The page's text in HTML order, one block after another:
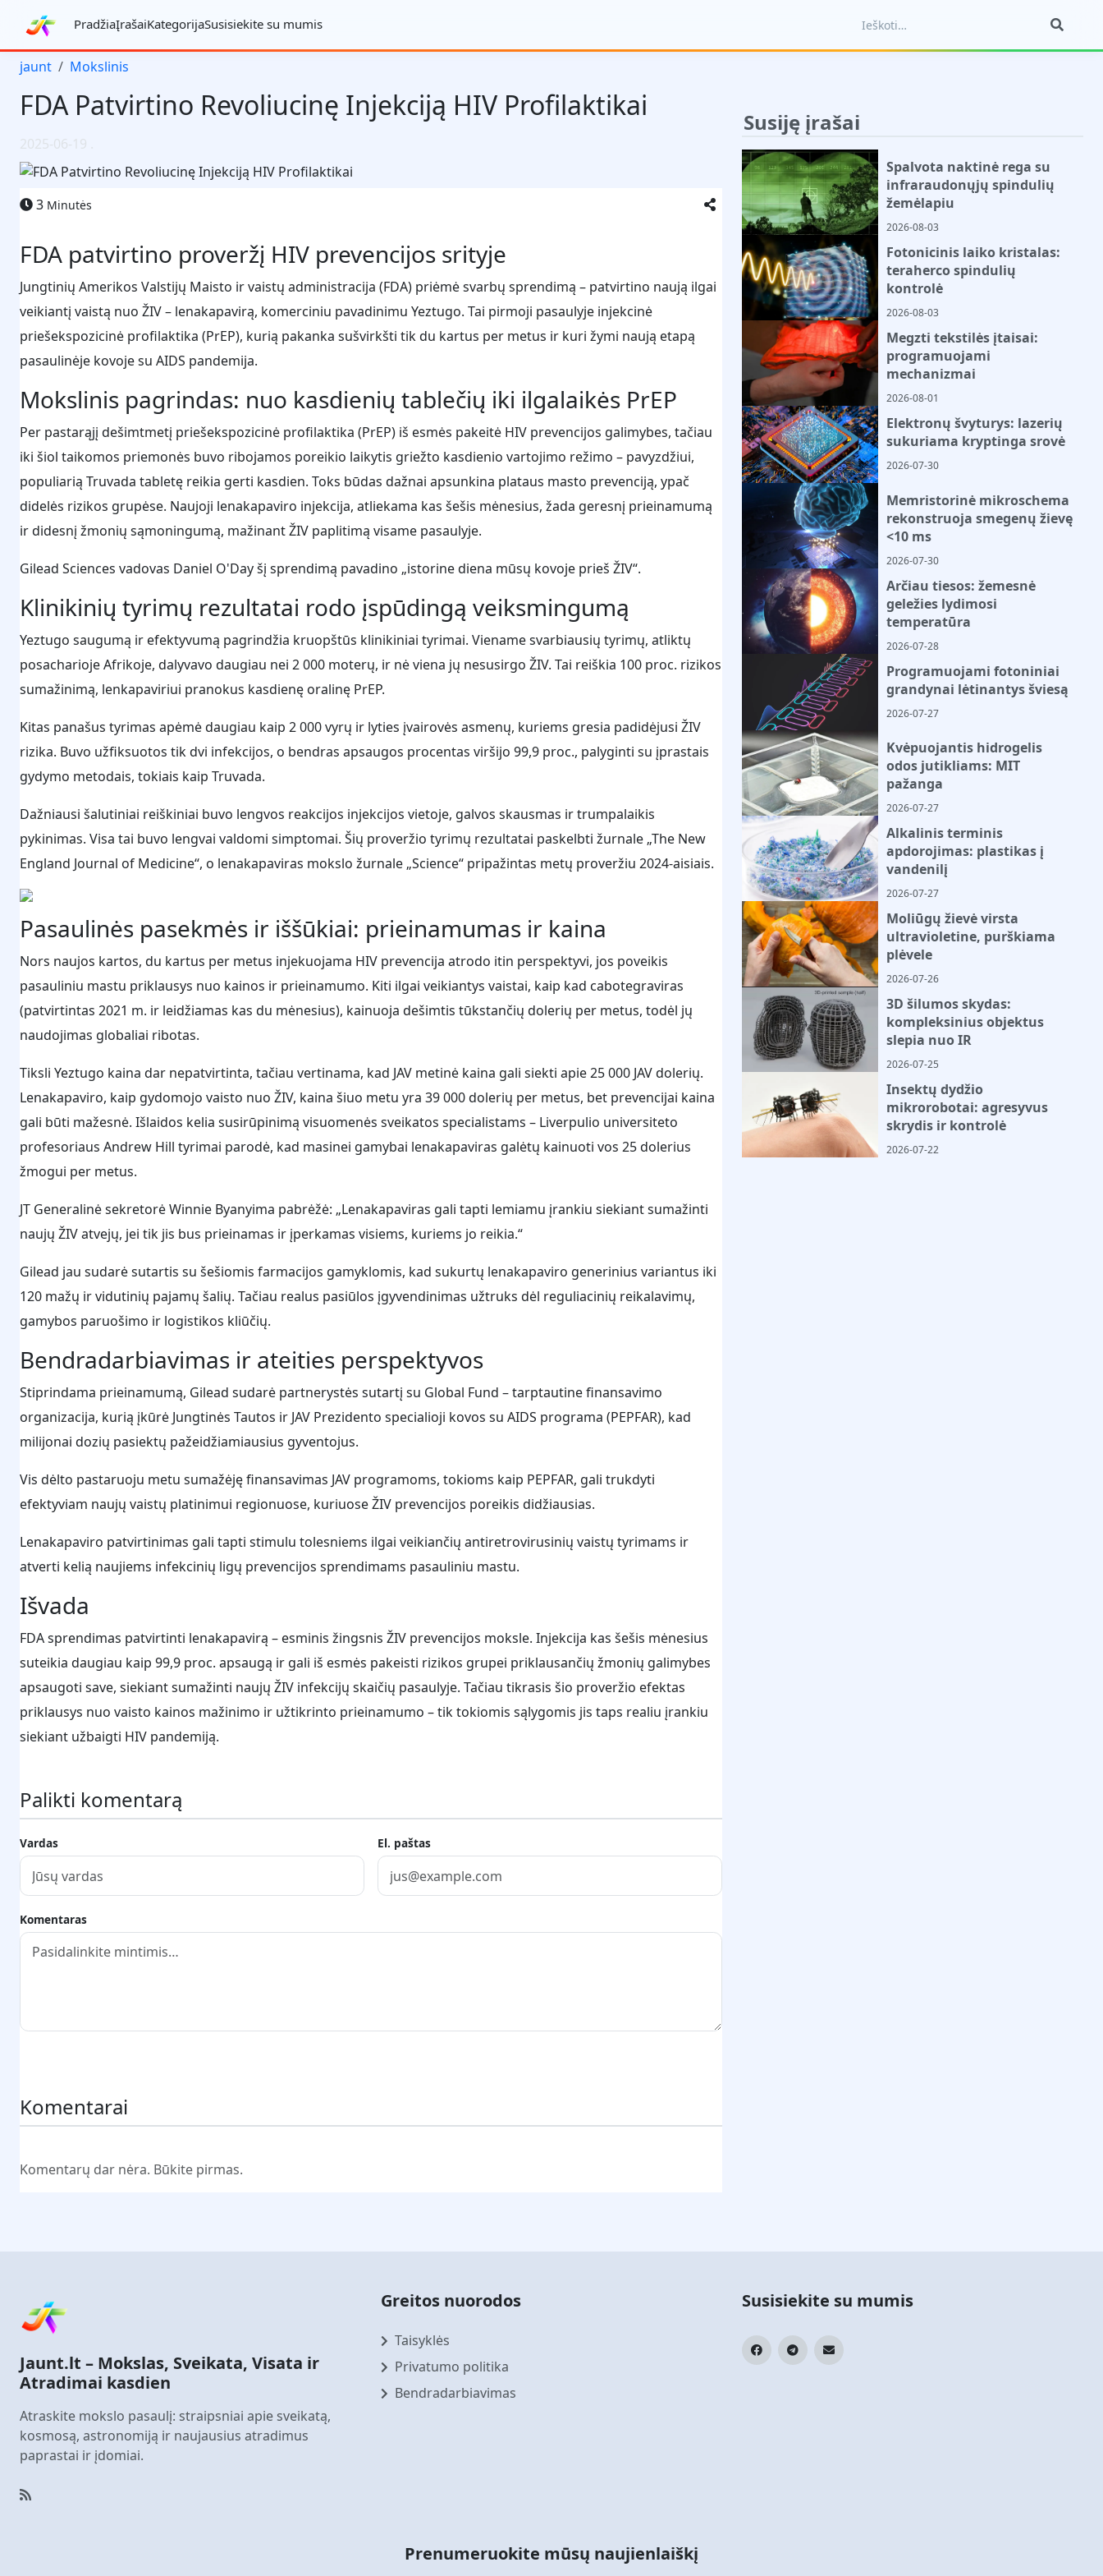
PradžiaĮrašaiKategorijaSusisiekite su mumis
jaunt Mokslinis
FDA Patvirtino Revoliucinę Injekciją HIV Profilaktikai
2025-06-19 .
3 Minutės
FDA patvirtino proveržį HIV prevencijos srityje
Jungtinių Amerikos Valstijų Maisto ir vaistų administracija (FDA) priėmė svarbų sprendimą – patvirtino naują ilgai
veikiantį vaistą nuo ŽIV – lenakapavirą, komerciniu pavadinimu Yeztugo. Tai pirmoji pasaulyje injekcinė
priešekspozicinė profilaktika (PrEP), kurią pakanka sušvirkšti tik du kartus per metus ir kuri žymi naują etapą
pasaulinėje kovoje su AIDS pandemija.
Mokslinis pagrindas: nuo kasdienių tablečių iki ilgalaikės PrEP
Per pastarąjį dešimtmetį priešekspozicinė profilaktika (PrEP) iš esmės pakeitė HIV prevencijos galimybes, tačiau
iki šiol taikomos priemonės buvo ribojamos poreikio laikytis griežto kasdienio vartojimo režimo – pavyzdžiui,
populiarią Truvada tabletę reikia gerti kasdien. Toks būdas dažnai apsunkina plataus masto prevenciją, ypač
didelės rizikos grupėse. Naujoji lenakapaviro injekcija, atliekama kas šešis mėnesius, žada geresnį prieinamumą
ir didesnį žmonių sąmoningumą, mažinant ŽIV paplitimą visame pasaulyje.
Gilead Sciences vadovas Daniel O'Day šį sprendimą pavadino „istorine diena mūsų kovoje prieš ŽIV“.
Klinikinių tyrimų rezultatai rodo įspūdingą veiksmingumą
Yeztugo saugumą ir efektyvumą pagrindžia kruopštūs klinikiniai tyrimai. Viename svarbiausių tyrimų, atliktų
posacharioje Afrikoje, dalyvavo daugiau nei 2 000 moterų, ir nė viena jų nesusirgo ŽIV. Tai reiškia 100 proc. rizikos
sumažinimą, lenkapaviriui pranokus kasdienę oralinę PrEP.
Kitas panašus tyrimas apėmė daugiau kaip 2 000 vyrų ir lyties įvairovės asmenų, kuriems gresia padidėjusi ŽIV
rizika. Buvo užfiksuotos tik dvi infekcijos, o bendras apsaugos procentas viršijo 99,9 proc., palyginti su įprastais
gydymo metodais, tokiais kaip Truvada.
Dažniausi šalutiniai reiškiniai buvo lengvos reakcijos injekcijos vietoje, galvos skausmas ir trumpalaikis
pykinimas. Visa tai buvo lengvai valdomi simptomai. Šių proveržio tyrimų rezultatai paskelbti žurnale „The New
England Journal of Medicine“, o lenakapaviras mokslo žurnale „Science“ pripažintas metų proveržiu 2024-aisiais.
Pasaulinės pasekmės ir iššūkiai: prieinamumas ir kaina
Nors naujos kartos, du kartus per metus injekuojama HIV prevencija atrodo itin perspektyvi, jos poveikis
pasauliniu mastu priklausys nuo kainos ir prieinamumo. Kiti ilgai veikiantys vaistai, kaip kad cabotegraviras
(patvirtintas 2021 m. ir leidžiamas kas du mėnesius), kainuoja dešimtis tūkstančių dolerių per metus, todėl jų
naudojimas globaliai ribotas.
Tiksli Yeztugo kaina dar nepatvirtinta, tačiau vertinama, kad JAV metinė kaina gali siekti apie 25 000 JAV dolerių.
Lenakapaviro, kaip gydomojo vaisto nuo ŽIV, kaina šiuo metu yra 39 000 dolerių per metus, bet prevencijai kaina
gali būti mažesnė. Išlaidos kelia susirūpinimą visuomenės sveikatos specialistams – Liverpulio universiteto
profesoriaus Andrew Hill tyrimai parodė, kad masinei gamybai lenakapaviras galėtų kainuoti vos 25 dolerius
žmogui per metus.
JT Generalinė sekretorė Winnie Byanyima pabrėžė: „Lenakapaviras gali tapti lemiamu įrankiu siekiant sumažinti
naujų ŽIV atvejų, jei tik jis bus prieinamas ir įperkamas visiems, kuriems jo reikia.“
Gilead jau sudarė sutartis su šešiomis farmacijos gamyklomis, kad sukurtų lenakapaviro generinius variantus iki
120 mažų ir vidutinių pajamų šalių. Tačiau realus pasiūlos įgyvendinimas užtruks dėl reguliacinių reikalavimų,
gamybos paruošimo ir logistikos kliūčių.
Bendradarbiavimas ir ateities perspektyvos
Stiprindama prieinamumą, Gilead sudarė partnerystės sutartį su Global Fund – tarptautine finansavimo
organizacija, kurią įkūrė Jungtinės Tautos ir JAV Prezidento specialioji kovos su AIDS programa (PEPFAR), kad
milijonai dozių pasiektų pažeidžiamiausius gyventojus.
Vis dėlto pastaruoju metu sumažėję finansavimas JAV programoms, tokioms kaip PEPFAR, gali trukdyti
efektyviam naujų vaistų platinimui regionuose, kuriuose ŽIV prevencijos poreikis didžiausias.
Lenakapaviro patvirtinimas gali tapti stimulu tolesniems ilgai veikiančių antiretrovirusinių vaistų tyrimams ir
atverti kelią naujiems infekcinių ligų prevencijos sprendimams pasauliniu mastu.
Išvada
FDA sprendimas patvirtinti lenakapavirą – esminis žingsnis ŽIV prevencijos moksle. Injekcija kas šešis mėnesius
suteikia daugiau kaip 99,9 proc. apsaugą ir gali iš esmės pakeisti rizikos grupei priklausančių žmonių galimybes
apsaugoti save, siekiant sumažinti naujų ŽIV infekcijų skaičių pasaulyje. Tačiau tikrasis šio proveržio efektas
priklausys nuo vaisto kainos mažinimo ir užtikrinto prieinamumo – tik tokiomis sąlygomis jis taps realiu įrankiu
siekiant užbaigti HIV pandemiją.
Palikti komentarą
Vardas El. paštas
Komentaras
Komentarai
Komentarų dar nėra. Būkite pirmas.
Susiję įrašai
Spalvota naktinė rega su
infraraudonųjų spindulių
žemėlapiu
2026-08-03
Fotonicinis laiko kristalas:
teraherco spindulių
kontrolė
2026-08-03
Megzti tekstilės įtaisai:
programuojami
mechanizmai
2026-08-01
Elektronų švyturys: lazerių
sukuriama kryptinga srovė
2026-07-30
Memristorinė mikroschema
rekonstruoja smegenų žievę
<10 ms
2026-07-30
Arčiau tiesos: žemesnė
geležies lydimosi
temperatūra
2026-07-28
Programuojami fotoniniai
grandynai lėtinantys šviesą
2026-07-27
Kvėpuojantis hidrogelis
odos jutikliams: MIT
pažanga
2026-07-27
Alkalinis terminis
apdorojimas: plastikas į
vandenilį
2026-07-27
Moliūgų žievė virsta
ultravioletine, purškiama
plėvele
2026-07-26
3D šilumos skydas:
kompleksinius objektus
slepia nuo IR
2026-07-25
Insektų dydžio
mikrorobotai: agresyvus
skrydis ir kontrolė
2026-07-22
Jaunt.lt – Mokslas, Sveikata, Visata ir
Atradimai kasdien
Atraskite mokslo pasaulį: straipsniai apie sveikatą,
kosmosą, astronomiją ir naujausius atradimus
paprastai ir įdomiai.
Greitos nuorodos
Taisyklės
Privatumo politika
Bendradarbiavimas
Susisiekite su mumis
Prenumeruokite mūsų naujienlaiškį